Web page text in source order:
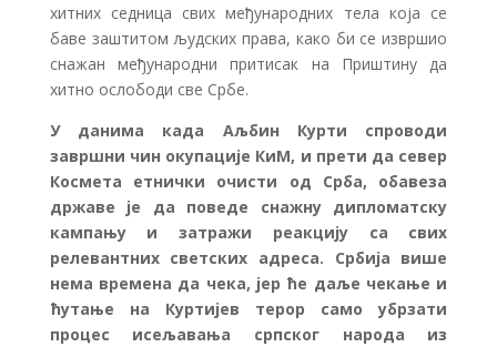
хитних седница свих међународних тела која се
баве заштитом људских права, како би се извршио
снажан међународни притисак на Приштину да
хитно ослободи све Србе.
У данима када Аљбин Курти спроводи
завршни чин окупације КиМ, и прети да север
Космета етнички очисти од Срба, обавеза
државе је да поведе снажну дипломатску
кампању и затражи реакцију са свих
релевантних светских адреса. Србија више
нема времена да чека, јер ће даље чекање и
ћутање на Куртијев терор само убрзати
процес исељавања српског народа из